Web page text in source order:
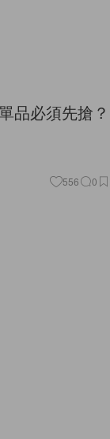
品必須先搶？
556 0